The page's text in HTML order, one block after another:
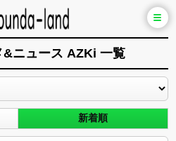
&ニュース AZKi 一覧
新着順